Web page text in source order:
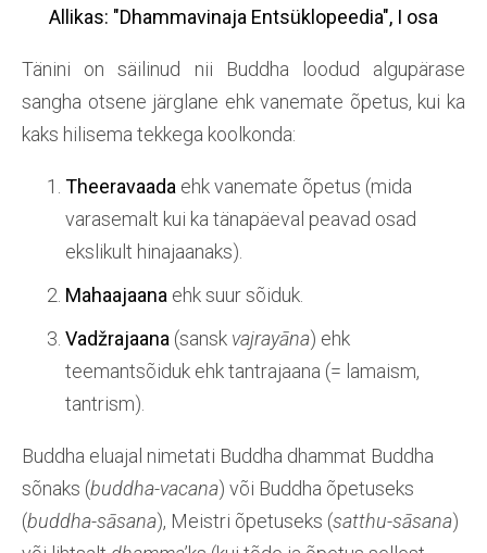
Allikas: "Dhammavinaja Entsüklopeedia", I osa
Tänini on säilinud nii Buddha loodud algupärase
sangha otsene järglane ehk vanemate õpetus, kui ka
kaks hilisema tekkega koolkonda:
Theeravaada ehk vanemate õpetus (mida
varasemalt kui ka tänapäeval peavad osad
ekslikult hinajaanaks).
Mahaajaana ehk suur sõiduk.
Vadžrajaana (sansk vajrayāna) ehk
teemantsõiduk ehk tantrajaana (= lamaism,
tantrism).
Buddha eluajal nimetati Buddha dhammat Buddha
sõnaks (buddha-vacana) või Buddha õpetuseks
(buddha-sāsana), Meistri õpetuseks (satthu-sāsana)